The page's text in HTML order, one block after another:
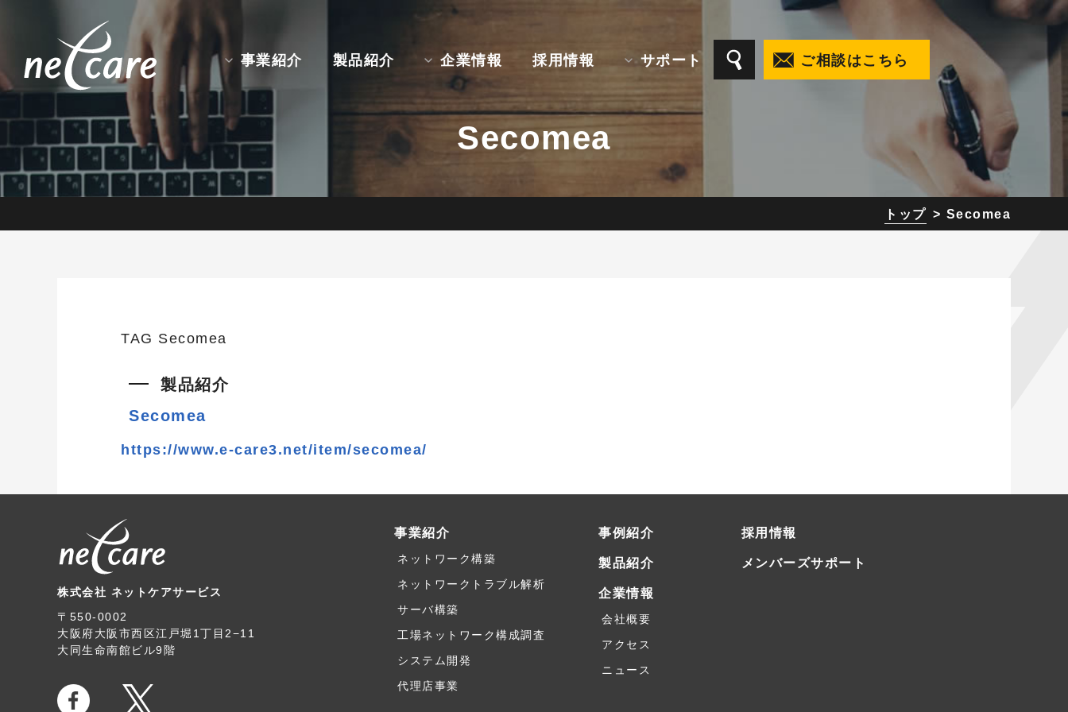
事業紹介 製品紹介 企業情報 採用情報 サポート ご相談はこちら
Secomea
トップ Secomea
TAG Secomea
製品紹介
Secomea
https://www.e-care3.net/item/secomea/
事業紹介
ネットワーク構築
ネットワークトラブル解析
サーバ構築
工場ネットワーク構成調査
システム開発
代理店事業
事例紹介
製品紹介
企業情報
会社概要
アクセス
ニュース
採用情報
メンバーズサポート
株式会社 ネットケアサービス
〒550-0002
大阪府大阪市西区江戸堀1丁目2−11
大同生命南館ビル9階